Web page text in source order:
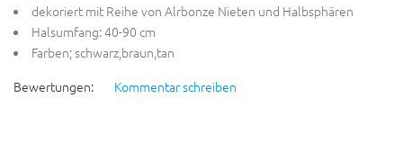
dekoriert mit Reihe von Alrbonze Nieten und Halbsphären
Halsumfang: 40-90 cm
Farben; schwarz,braun,tan
Bewertungen:
Kommentar schreiben